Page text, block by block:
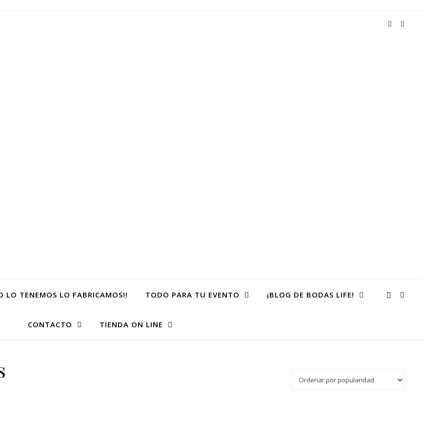
LO TENEMOS LO FABRICAMOS!! TODO PARA TU EVENTO ¡BLOG DE BODAS LIFE!
CONTACTO TIENDA ON LINE